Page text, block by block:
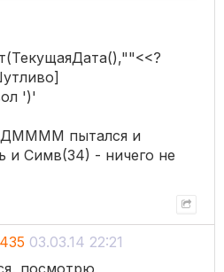
')'
ДММММ пытался и
и Симв(34) - ничего не
435 03.03.14 22:21